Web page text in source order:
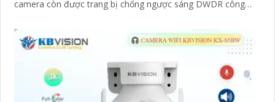
camera còn được trang bị chống ngược sáng DWDR công
nhỏ gọn xoay 360 độ và có khe cắm thẻ nhớ Micro SD
512GB với khả năng thu âm và phát âm thanh to rõ